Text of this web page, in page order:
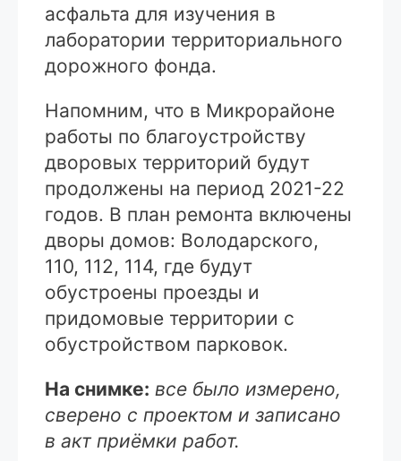
асфальта для изучения в
лаборатории территориального
дорожного фонда.
Напомним, что в Микрорайоне
работы по благоустройству
дворовых территорий будут
продолжены на период 2021-22
годов. В план ремонта включены
дворы домов: Володарского,
110, 112, 114, где будут
обустроены проезды и
придомовые территории с
обустройством парковок.
На снимке: все было измерено,
сверено с проектом и записано
в акт приёмки работ.